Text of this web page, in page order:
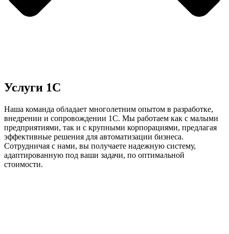
Услуги 1С
Наша команда обладает многолетним опытом в разработке,
внедрении и сопровождении 1С. Мы работаем как с малыми
предприятиями, так и с крупными корпорациями, предлагая
эффективные решения для автоматизации бизнеса.
Сотрудничая с нами, вы получаете надежную систему,
адаптированную под ваши задачи, по оптимальной
стоимости.